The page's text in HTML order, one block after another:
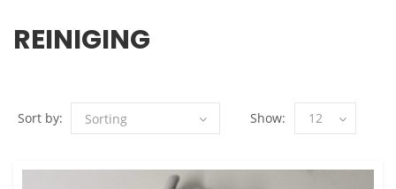
REINIGING
Sort by: Show: 12